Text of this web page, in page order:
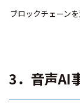
ブロックチェーン
3．音声AI